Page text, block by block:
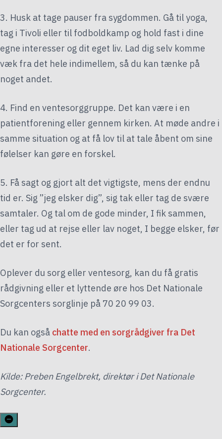
3. Husk at tage pauser fra sygdommen. Gå til yoga,
tag i Tivoli eller til fodboldkamp og hold fast i dine
egne interesser og dit eget liv. Lad dig selv komme
væk fra det hele indimellem, så du kan tænke på
noget andet.
4. Find en ventesorggruppe. Det kan være i en
patientforening eller gennem kirken. At møde andre i
samme situation og at få lov til at tale åbent om sine
følelser kan gøre en forskel.
5. Få sagt og gjort alt det vigtigste, mens der endnu
tid er. Sig ”jeg elsker dig”, sig tak eller tag de svære
samtaler. Og tal om de gode minder, I fik sammen,
eller tag ud at rejse eller lav noget, I begge elsker, før
det er for sent.
Oplever du sorg eller ventesorg, kan du få gratis
rådgivning eller et lyttende øre hos Det Nationale
Sorgcenters sorglinje på 70 20 99 03.
Du kan også chatte med en sorgrådgiver fra Det
Nationale Sorgcenter.
Kilde: Preben Engelbrekt, direktør i Det Nationale
Sorgcenter.
Skjul
indhold